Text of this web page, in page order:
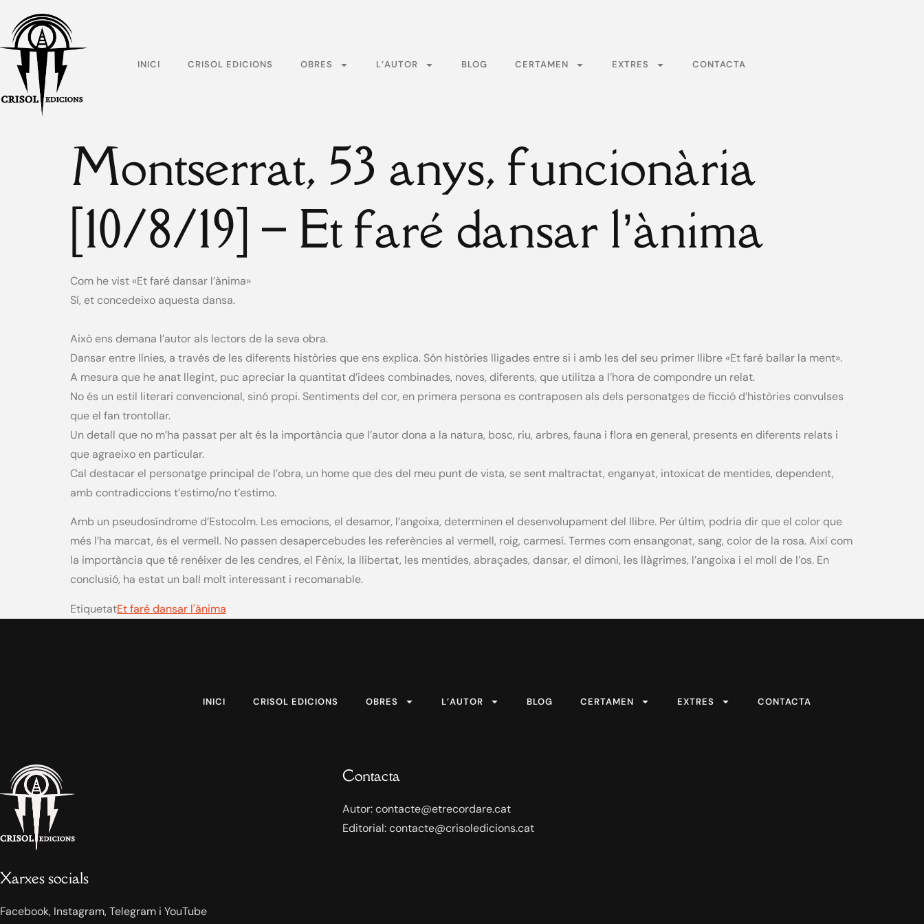
INICI CRISOL EDICIONS OBRES L’AUTOR BLOG CERTAMEN EXTRES CONTACTA
Montserrat, 53 anys, funcionària
[10/8/19] – Et faré dansar l’ànima
Com he vist «Et faré dansar l’ànima»
Sí, et concedeixo aquesta dansa.
Això ens demana l’autor als lectors de la seva obra.
Dansar entre línies, a través de les diferents històries que ens explica. Són històries lligades entre si i amb les del seu primer llibre «Et faré ballar la ment».
A mesura que he anat llegint, puc apreciar la quantitat d’idees combinades, noves, diferents, que utilitza a l’hora de compondre un relat.
No és un estil literari convencional, sinó propi. Sentiments del cor, en primera persona es contraposen als dels personatges de ficció d’històries convulses
que el fan trontollar.
Un detall que no m’ha passat per alt és la importància que l’autor dona a la natura, bosc, riu, arbres, fauna i flora en general, presents en diferents relats i
que agraeixo en particular.
Cal destacar el personatge principal de l’obra, un home que des del meu punt de vista, se sent maltractat, enganyat, intoxicat de mentides, dependent,
amb contradiccions t’estimo/no t’estimo.
Amb un pseudosíndrome d’Estocolm. Les emocions, el desamor, l’angoixa, determinen el desenvolupament del llibre. Per últim, podria dir que el color que
més l’ha marcat, és el vermell. No passen desapercebudes les referències al vermell, roig, carmesí. Termes com ensangonat, sang, color de la rosa. Així com
la importància que té renéixer de les cendres, el Fènix, la llibertat, les mentides, abraçades, dansar, el dimoni, les llàgrimes, l’angoixa i el moll de l’os. En
conclusió, ha estat un ball molt interessant i recomanable.
EtiquetatEt faré dansar l'ànima
INICI CRISOL EDICIONS OBRES L’AUTOR BLOG CERTAMEN EXTRES CONTACTA
Xarxes socials
Facebook, Instagram, Telegram i YouTube
Contacta
Autor: contacte@etrecordare.cat
Editorial: contacte@crisoledicions.cat